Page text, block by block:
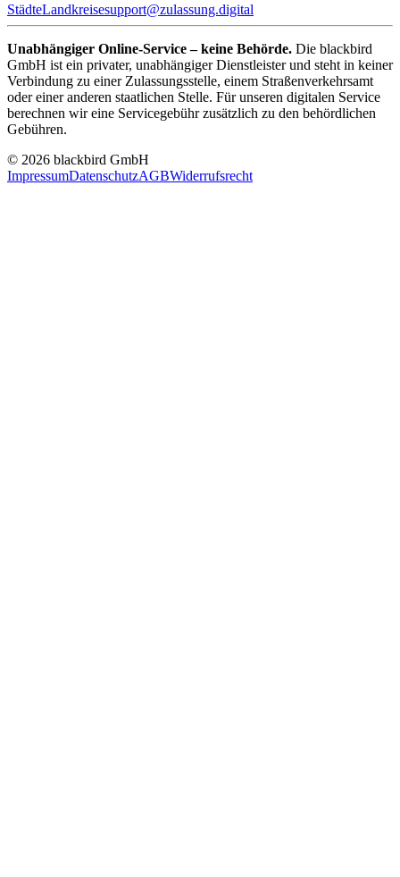
StädteLandkreisesupport@zulassung.digital
Unabhängiger Online-Service – keine Behörde. Die blackbird
GmbH ist ein privater, unabhängiger Dienstleister und steht in keiner
Verbindung zu einer Zulassungsstelle, einem Straßenverkehrsamt
oder einer anderen staatlichen Stelle. Für unseren digitalen Service
berechnen wir eine Servicegebühr zusätzlich zu den behördlichen
Gebühren.
© 2026 blackbird GmbH
ImpressumDatenschutzAGBWiderrufsrecht